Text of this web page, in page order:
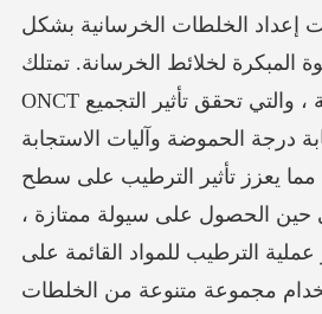
إعداد الخلطات الخرسانية بشكل
المبكرة لخلائط الخرسانة. تمتلك
ONCT بنية جزيئية خاصة ، والتي تحقق تأثير التجميع
درجة الحموضة وآليات الاستجابة
مما يعزز تأثير الترطيب على سطح
حين الحصول على سيولة ممتازة ،
الترطيب للمواد القائمة على
مجموعة متنوعة من الخلطات